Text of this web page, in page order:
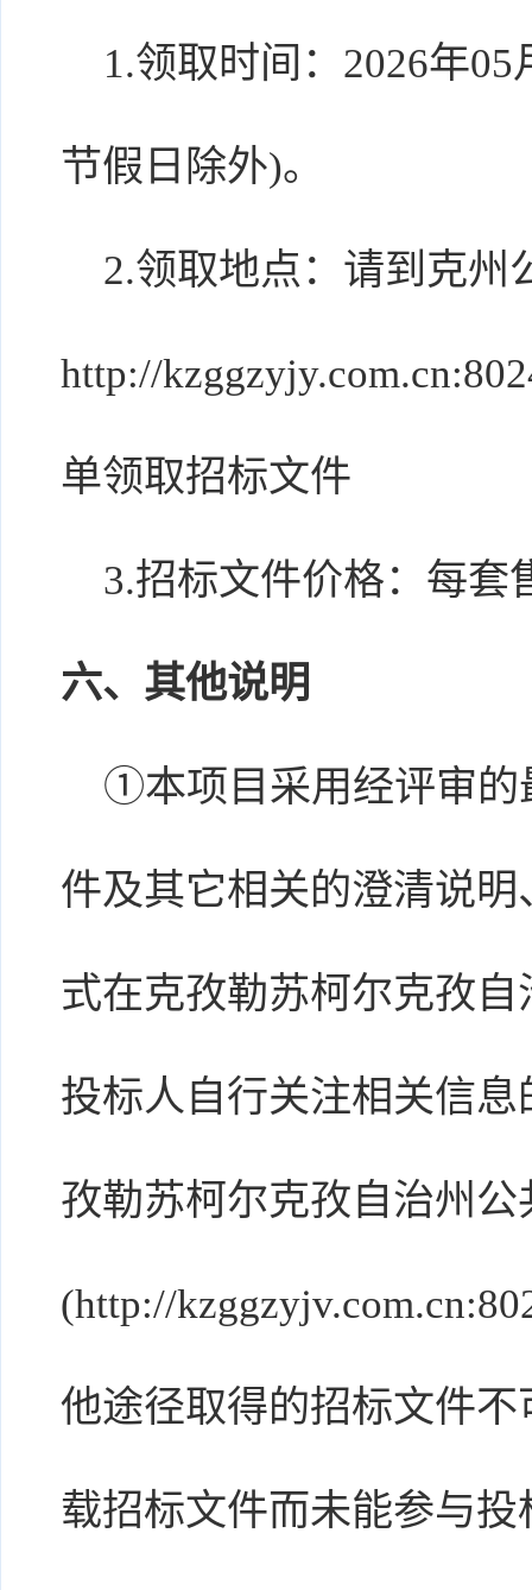
1.领取时间：2026年05
节假日除外)。
2.领取地点：请到克州
http://
单领取招标文件
3.招标文件价格：每套
六、其他说明
①本项目采用经评审的
件及其它相关的澄清说
式在克孜勒苏柯尔克孜
投标人自行关注相关信
孜勒苏柯尔克孜自治州
(http://
他途径取得的招标文件
载招标文件而未能参与